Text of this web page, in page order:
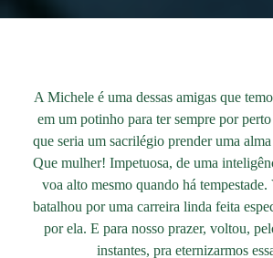
A Michele é uma dessas amigas que
em um potinho para ter sempre por
que seria um sacrilégio prender uma
Que mulher! Impetuosa, de uma
voa alto mesmo quando há
batalhou por uma carreira linda feita
por ela. E para nosso prazer, voltou,
instantes, pra eternizarmos